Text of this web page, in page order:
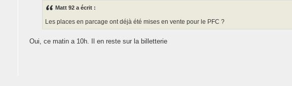
Matt 92 a écrit :
Les places en parcage ont déjà été mises en vente pour le PFC ?
Oui, ce matin a 10h. Il en reste sur la billetterie